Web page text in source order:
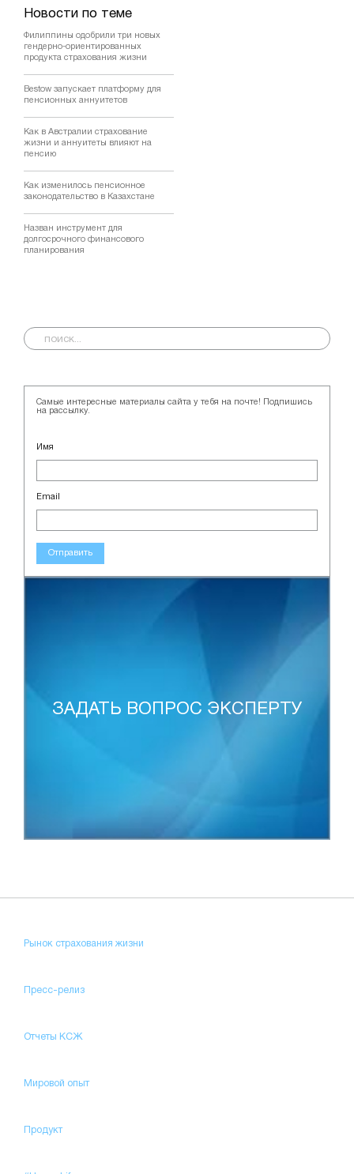
Новости по теме
Филиппины одобрили три новых
гендерно-ориентированных
продукта страхования жизни
Bestow запускает платформу для
пенсионных аннуитетов
Как в Австралии страхование
жизни и аннуитеты влияют на
пенсию
Как изменилось пенсионное
законодательство в Казахстане
Назван инструмент для
долгосрочного финансового
планирования
Самые интересные материалы сайта у тебя на почте! Подпишись
на рассылку.
Имя
Email
Отправить
ЗАДАТЬ ВОПРОС ЭКСПЕРТУ
Рынок страхования жизни
Пресс-релиз
Отчеты КСЖ
Мировой опыт
Продукт